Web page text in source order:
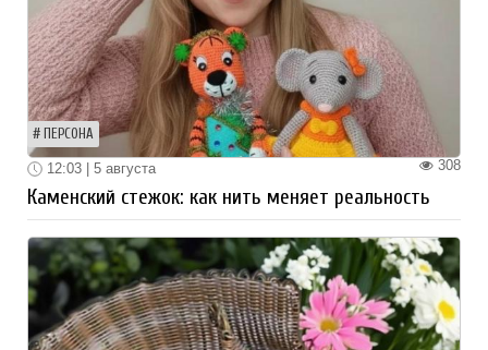
ПЕРСОНА
308
12:03 | 5 августа
Каменский стежок: как нить меняет реальность